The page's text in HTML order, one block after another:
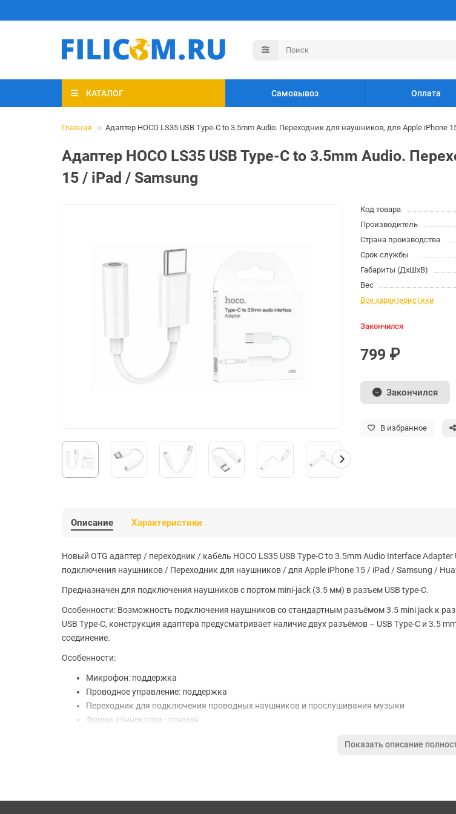
КАТАЛОГ Самовывоз Оплата
Главная Адаптер HOCO LS35 USB Type-C to 3.5mm Audio. Переходник для наушников, для Apple iPhone
Адаптер HOCO LS35 USB Type-C to 3.5mm Audio.
15 / iPad / Samsung
Код товара
Производитель
Страна производства
Срок службы
Габариты (ДхШхВ)
Вес
Все характеристики
Закончился
799 ₽
Закончился
В избранное
Описание Характеристики
Новый OTG адаптер / переходник / кабель HOCO LS35 USB Type-C to 3.5mm Audio Interface
подключения наушников / Переходник для наушников / для Apple iPhone 15 / iPad / Samsung /
Предназначен для подключения наушников с портом mini-jack (3.5 мм) в разъем USB type-C.
Особенности: Возможность подключения наушников со стандартным разъёмом 3.5 mini jack к
USB Type-C, конструкция адаптера предусматривает наличие двух разъёмов – USB Type-C и 3.5
соединение.
Особенности:
Микрофон: поддержка
Проводное управление: поддержка
Переходник для подключения проводных наушников и прослушивания музыки
Форма коннектора - прямая
Показать описание